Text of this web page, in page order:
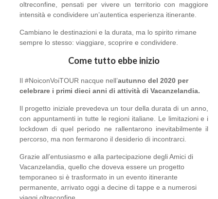
oltreconfine, pensati per vivere un territorio con maggiore
intensità e condividere un’autentica esperienza itinerante.
Cambiano le destinazioni e la durata, ma lo spirito rimane
sempre lo stesso: viaggiare, scoprire e condividere.
Come tutto ebbe inizio
Il #NoiconVoiTOUR nacque nell’autunno del 2020 per
celebrare i primi dieci anni di attività di Vacanzelandia.
Il progetto iniziale prevedeva un tour della durata di un anno,
con appuntamenti in tutte le regioni italiane. Le limitazioni e i
lockdown di quel periodo ne rallentarono inevitabilmente il
percorso, ma non fermarono il desiderio di incontrarci.
Grazie all’entusiasmo e alla partecipazione degli Amici di
Vacanzelandia, quello che doveva essere un progetto
temporaneo si è trasformato in un evento itinerante
permanente, arrivato oggi a decine di tappe e a numerosi